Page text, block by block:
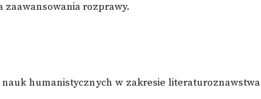
zaawansowania rozprawy.
humanistycznych w zakresie literaturoznawstwa